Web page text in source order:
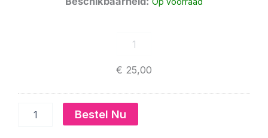
€ 25,00
Bestel Nu